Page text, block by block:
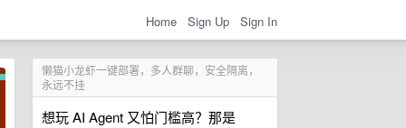
Home Sign Up Sign In
懒猫小龙虾一键部署，多人群聊，安全隔离，
永远不挂
想玩 AI Agent 又怕门槛高？那是